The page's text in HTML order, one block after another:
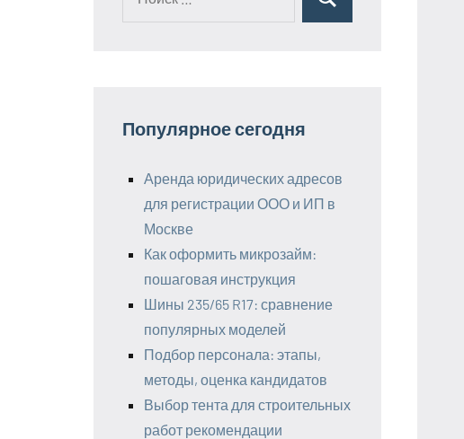
Поиск
Популярное сегодня
Аренда юридических адресов
для регистрации ООО и ИП в
Москве
Как оформить микрозайм:
пошаговая инструкция
Шины 235/65 R17: сравнение
популярных моделей
Подбор персонала: этапы,
методы, оценка кандидатов
Выбор тента для строительных
работ рекомендации